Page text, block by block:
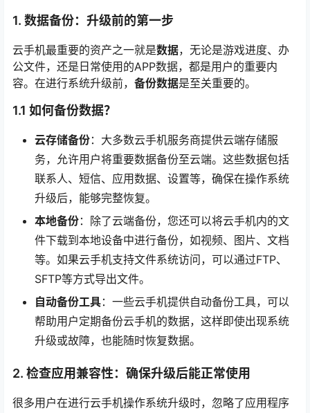
1. 数据备份：升级前的第一步
云手机最重要的资产之一就是数据，无论是游戏进度、办
公文件，还是日常使用的APP数据，都是用户的重要内
容。在进行系统升级前， 备份数据是至关重要的。
1.1 如何备份数据？
云存储备份：大多数云手机服务商提供云端存储服
务，允许用户将重要数据备份至云端。这些数据包括
联系人、短信、应用数据、设置等，确保在操作系统
升级后，能够完整恢复。
本地备份：除了云端备份，您还可以将云手机内的文
件下载到本地设备中进行备份，如视频、图片、文档
等。如果云手机支持文件系统访问，可以通过FTP、
SFTP等方式导出文件。
自动备份工具：一些云手机提供自动备份工具，可以
帮助用户定期备份云手机的数据，这样即使出现系统
升级或故障，也能随时恢复数据。
2. 检查应用兼容性：确保升级后能正常使用
很多用户在进行云手机操作系统升级时，忽略了应用程序